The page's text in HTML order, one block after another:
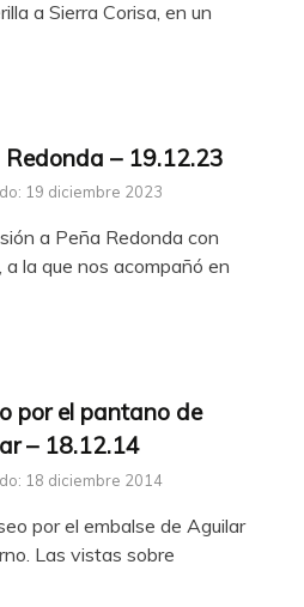
a Sierra Corisa, en un
Redonda – 19.12.23
19 diciembre 2023
a Peña Redonda con
a la que nos acompañó en
por el pantano de
– 18.12.14
18 diciembre 2014
por el embalse de Aguilar
Las vistas sobre